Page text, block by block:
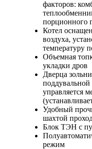
факторов:
порционного
Котел
воздуха,
температуру
Объемная
укладки дров
Дверца
поддувальной
управляется
Удобный
шахтой
Блок ТЭН с
режим